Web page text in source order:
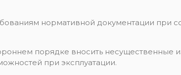
нормативной документации при
порядке вносить
при эксплуатации.